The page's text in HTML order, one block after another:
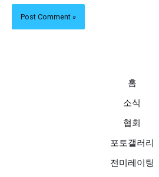
홈
소식
협회
포토갤러리
전미레이팅